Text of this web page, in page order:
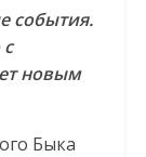
события.
новым
Быка